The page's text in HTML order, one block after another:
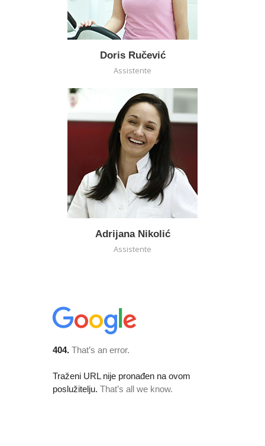
Doris Ručević
Assistente
Adrijana Nikolić
Assistente